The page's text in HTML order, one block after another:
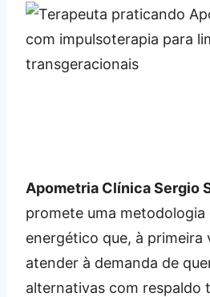
Apometria Clínica Sergio
promete uma
energético que, à primeira
atender à demanda de
alternativas com respaldo